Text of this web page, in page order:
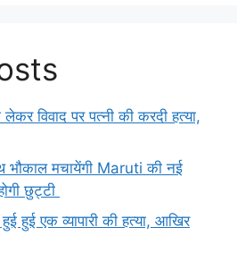
विवाद पर पत्नी की करदी हत्या,
मचायेंगी Maruti की नई
छुट्टी
एक व्यापारी की हत्या, आखिर